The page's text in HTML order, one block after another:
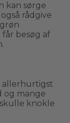
kan sørge
rådgive
besøg af
allerhurtigst
og mange
knokle